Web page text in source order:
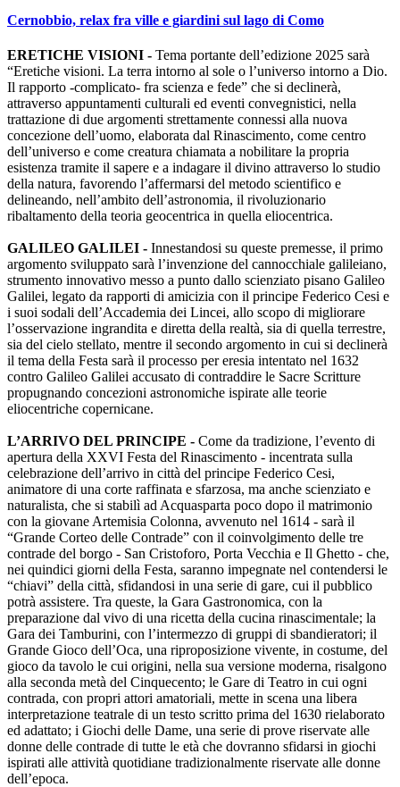
Cernobbio, relax fra ville e giardini sul lago di Como
ERETICHE VISIONI - Tema portante dell’edizione 2025 sarà
“Eretiche visioni. La terra intorno al sole o l’universo intorno a Dio.
Il rapporto -complicato- fra scienza e fede” che si declinerà,
attraverso appuntamenti culturali ed eventi convegnistici, nella
trattazione di due argomenti strettamente connessi alla nuova
concezione dell’uomo, elaborata dal Rinascimento, come centro
dell’universo e come creatura chiamata a nobilitare la propria
esistenza tramite il sapere e a indagare il divino attraverso lo studio
della natura, favorendo l’affermarsi del metodo scientifico e
delineando, nell’ambito dell’astronomia, il rivoluzionario
ribaltamento della teoria geocentrica in quella eliocentrica.
GALILEO GALILEI - Innestandosi su queste premesse, il primo
argomento sviluppato sarà l’invenzione del cannocchiale galileiano,
strumento innovativo messo a punto dallo scienziato pisano Galileo
Galilei, legato da rapporti di amicizia con il principe Federico Cesi e
i suoi sodali dell’Accademia dei Lincei, allo scopo di migliorare
l’osservazione ingrandita e diretta della realtà, sia di quella terrestre,
sia del cielo stellato, mentre il secondo argomento in cui si declinerà
il tema della Festa sarà il processo per eresia intentato nel 1632
contro Galileo Galilei accusato di contraddire le Sacre Scritture
propugnando concezioni astronomiche ispirate alle teorie
eliocentriche copernicane.
L’ARRIVO DEL PRINCIPE - Come da tradizione, l’evento di
apertura della XXVI Festa del Rinascimento - incentrata sulla
celebrazione dell’arrivo in città del principe Federico Cesi,
animatore di una corte raffinata e sfarzosa, ma anche scienziato e
naturalista, che si stabilì ad Acquasparta poco dopo il matrimonio
con la giovane Artemisia Colonna, avvenuto nel 1614 - sarà il
“Grande Corteo delle Contrade” con il coinvolgimento delle tre
contrade del borgo - San Cristoforo, Porta Vecchia e Il Ghetto - che,
nei quindici giorni della Festa, saranno impegnate nel contendersi le
“chiavi” della città, sfidandosi in una serie di gare, cui il pubblico
potrà assistere. Tra queste, la Gara Gastronomica, con la
preparazione dal vivo di una ricetta della cucina rinascimentale; la
Gara dei Tamburini, con l’intermezzo di gruppi di sbandieratori; il
Grande Gioco dell’Oca, una riproposizione vivente, in costume, del
gioco da tavolo le cui origini, nella sua versione moderna, risalgono
alla seconda metà del Cinquecento; le Gare di Teatro in cui ogni
contrada, con propri attori amatoriali, mette in scena una libera
interpretazione teatrale di un testo scritto prima del 1630 rielaborato
ed adattato; i Giochi delle Dame, una serie di prove riservate alle
donne delle contrade di tutte le età che dovranno sfidarsi in giochi
ispirati alle attività quotidiane tradizionalmente riservate alle donne
dell’epoca.